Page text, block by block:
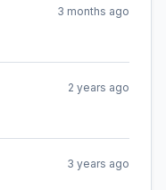
3 months ago
2 years ago
3 years ago